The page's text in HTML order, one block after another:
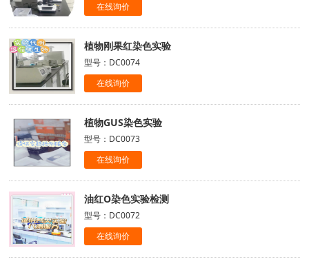
在线询价
植物刚果红染色实验
型号：DC0074
在线询价
植物GUS染色实验
型号：DC0073
在线询价
油红O染色实验检测
型号：DC0072
在线询价